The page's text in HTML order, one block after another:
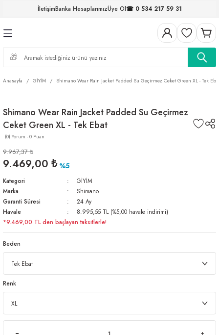
İletişimBanka HesaplarımızÜye Ol☎ 0 534 217 59 31
Geri Dön
Geri Dön
Geri Dön
MİSİNALAR
Geri Dön
FIRDÖNDÜLER
Geri Dön
Geri Dön
Geri Dön
Geri Dön
Anasayfa GİYİM Shimano Wear Rain Jacket Padded Su Geçirmez Ceket Green XL - Tek
Shimano Wear Rain Jacket Padded Su Geçirmez
Ceket Green XL - Tek Ebat
(0) Yorum - 0 Puan
9.967,37 ₺
9.469,00 ₺ %5
Kategori
GİYİM
Marka
Shimano
Garanti Süresi
24 Ay
Havale
8.995,55 TL (%5,00 havale indirimi)
*9.469,00 TL den başlayan taksitlerle!
Beden
Renk